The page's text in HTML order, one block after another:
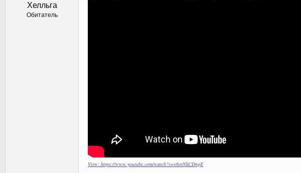
Хелльга
Обитатель
View: https://www.youtube.com/watch?v=v6otNkCDngE